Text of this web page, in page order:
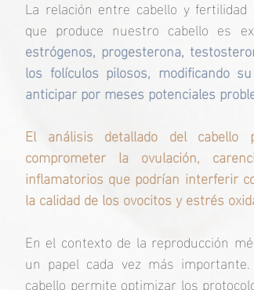
La relación entre cabello y
estrógenos, progesterona,
los folículos pilosos, modificando
anticipar por meses potenciales
El análisis detallado del cabello
comprometer la ovulación,
inflamatorios que podrían interferir
la calidad de los ovocitos y estrés
En el contexto de la reproducción
un papel cada vez más
cabello permite optimizar los